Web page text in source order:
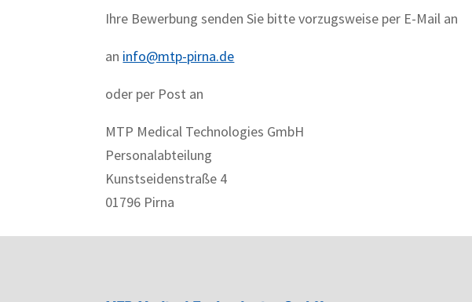
Ihre Bewerbung senden Sie bitte vorzugsweise per E-Mail an
an info@mtp-pirna.de
oder per Post an
MTP Medical Technologies GmbH
Personalabteilung
Kunstseidenstraße 4
01796 Pirna